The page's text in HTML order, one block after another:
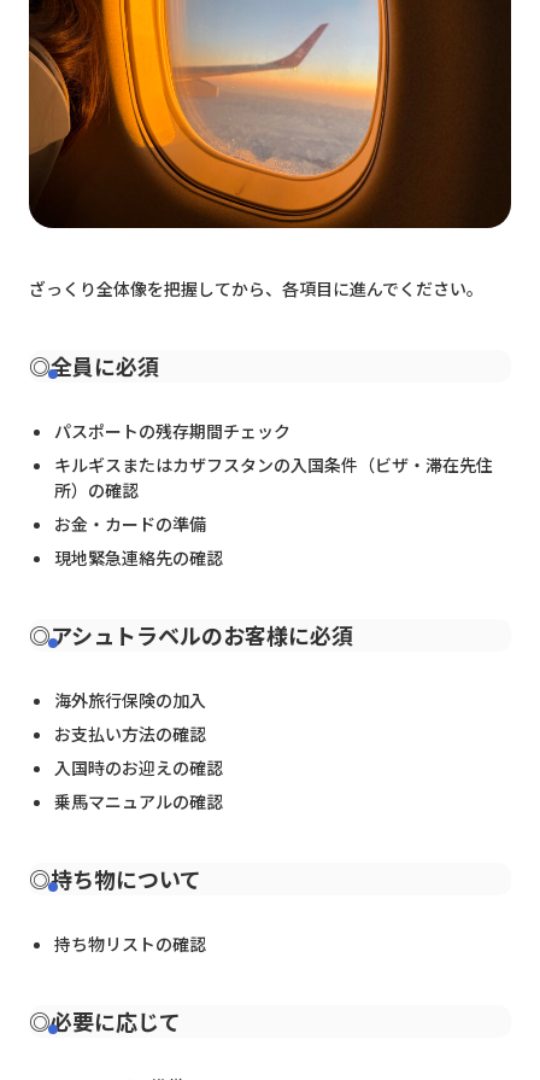
アシュトラベルのお客様に必須リスト
乗馬ツアー参加者はマニュアルをチェック
中央アジア乗馬に対応した海外旅行保険に加入
アシュトラベルのお支払い方法を確認
到着後のお迎え方法を確認
アシュトラベルツアー中の注意事項
キルギス・カザフスタン旅行の基本の持ち物
必要に応じて確認するリスト
Yandex Goアプリの準備
キルギス・カザフスタンの高山病対策
中央アジア旅でのチップについて
キルギス・カザフスタンへいざ出発
ざっくり全体像を把握してから、各項目に進んでください。
◎全員に必須
パスポートの残存期間チェック
キルギスまたはカザフスタンの入国条件（ビザ・滞在先住
所）の確認
お金・カードの準備
現地緊急連絡先の確認
◎アシュトラベルのお客様に必須
海外旅行保険の加入
お支払い方法の確認
入国時のお迎えの確認
乗馬マニュアルの確認
◎持ち物について
持ち物リストの確認
◎必要に応じて